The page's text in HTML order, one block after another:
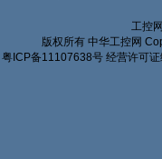
工控
版权所有 中华工控网
粤ICP备11107638号 经营许可